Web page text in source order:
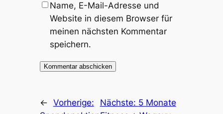
Name, E-Mail-Adresse und
Website in diesem Browser für
meinen nächsten Kommentar
speichern.
← Vorherige:
Nächste: 5 Monate